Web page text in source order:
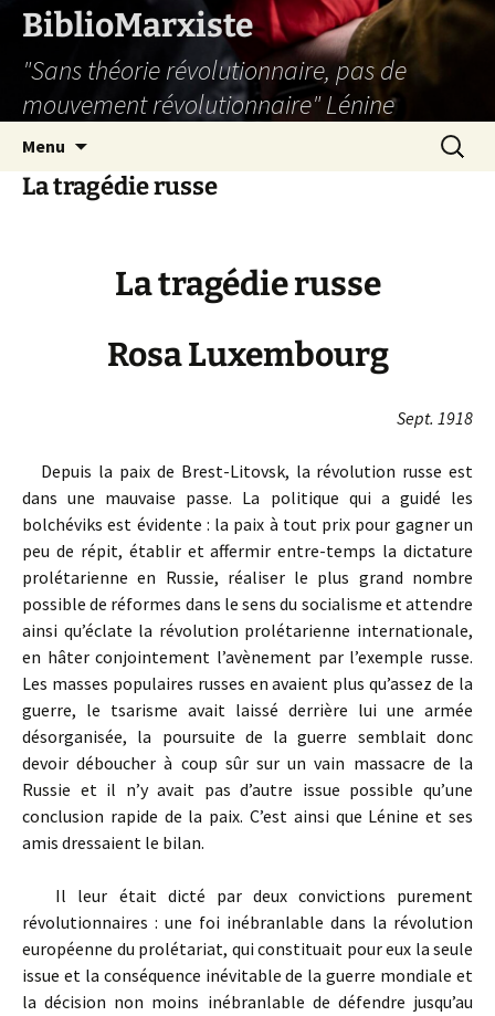
Aller
contenu
BiblioMarxiste
"Sans théorie révolutionnaire, pas de
mouvement révolutionnaire" Lénine
Menu
La tragédie russe
La tragédie russe
Rosa Luxembourg
Sept. 1918
Depuis la paix de Brest-Litovsk, la révolution russe est
dans une mauvaise passe. La politique qui a guidé les
bolchéviks est évidente : la paix à tout prix pour gagner un
peu de répit, établir et affermir entre-temps la dictature
prolétarienne en Russie, réaliser le plus grand nombre
possible de réformes dans le sens du socialisme et attendre
ainsi qu’éclate la révolution prolétarienne internationale,
en hâter conjointement l’avènement par l’exemple russe.
Les masses populaires russes en avaient plus qu’assez de la
guerre, le tsarisme avait laissé derrière lui une armée
désorganisée, la poursuite de la guerre semblait donc
devoir déboucher à coup sûr sur un vain massacre de la
Russie et il n’y avait pas d’autre issue possible qu’une
conclusion rapide de la paix. C’est ainsi que Lénine et ses
amis dressaient le bilan.
Il leur était dicté par deux convictions purement
révolutionnaires : une foi inébranlable dans la révolution
européenne du prolétariat, qui constituait pour eux la seule
issue et la conséquence inévitable de la guerre mondiale et
la décision non moins inébranlable de défendre jusqu’au